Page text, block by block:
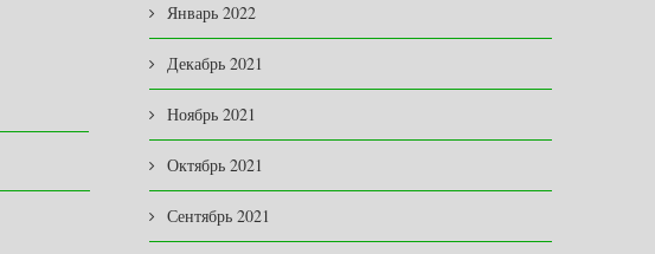
Январь 2022
Декабрь 2021
Ноябрь 2021
Октябрь 2021
Сентябрь 2021